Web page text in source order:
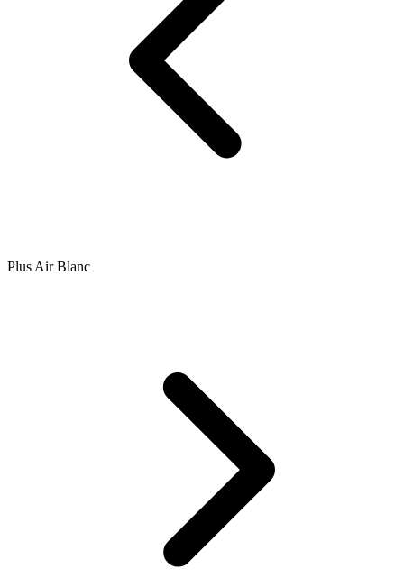
Plus Air Blanc